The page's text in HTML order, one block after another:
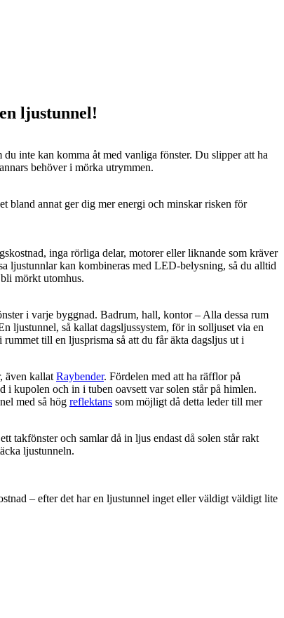
ljustunnel!
inte kan komma åt med vanliga fönster. Du slipper att ha
behöver i mörka utrymmen.
bland annat ger dig mer energi och minskar risken för
inga rörliga delar, motorer eller liknande som kräver
ljustunnlar kan kombineras med LED-belysning, så du alltid
mörkt utomhus.
i varje byggnad. Badrum, hall, kontor – Alla dessa rum
ljustunnel, så kallat dagsljussystem, för in solljuset via en
till en ljusprisma så att du får äkta dagsljus ut i
även kallatRaybender. Fördelen med att ha räfflor på
i kupolen och in i tuben oavsett var solen står på himlen.
med så hög reflektans som möjligt då detta leder till mer
takfönster och samlar då in ljus endast då solen står rakt
ljustunneln.
– efter det har en ljustunnel inget eller väldigt väldigt lite